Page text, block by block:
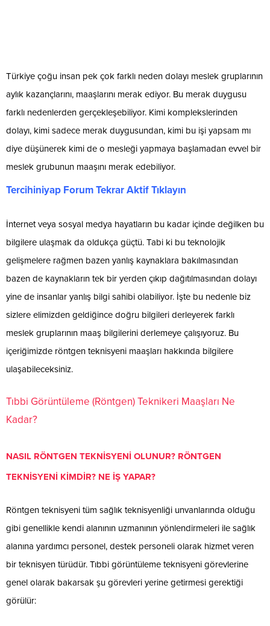
Türkiye çoğu insan pek çok farklı neden dolayı meslek gruplarının
aylık kazançlarını, maaşlarını merak ediyor. Bu merak duygusu
farklı nedenlerden gerçekleşebiliyor. Kimi komplekslerinden
dolayı, kimi sadece merak duygusundan, kimi bu işi yapsam mı
diye düşünerek kimi de o mesleği yapmaya başlamadan evvel bir
meslek grubunun maaşını merak edebiliyor.
Tercihiniyap Forum Tekrar Aktif Tıklayın
İnternet veya sosyal medya hayatların bu kadar içinde değilken bu
bilgilere ulaşmak da oldukça güçtü. Tabi ki bu teknolojik
gelişmelere rağmen bazen yanlış kaynaklara bakılmasından
bazen de kaynakların tek bir yerden çıkıp dağıtılmasından dolayı
yine de insanlar yanlış bilgi sahibi olabiliyor. İşte bu nedenle biz
sizlere elimizden geldiğince doğru bilgileri derleyerek farklı
meslek gruplarının maaş bilgilerini derlemeye çalışıyoruz. Bu
içeriğimizde röntgen teknisyeni maaşları hakkında bilgilere
ulaşabileceksiniz.
Tıbbi Görüntüleme (Röntgen) Teknikeri Maaşları Ne
Kadar?
NASIL RÖNTGEN TEKNİSYENİ OLUNUR? RÖNTGEN
TEKNİSYENİ KİMDİR? NE İŞ YAPAR?
Röntgen teknisyeni tüm sağlık teknisyenliği unvanlarında olduğu
gibi genellikle kendi alanının uzmanının yönlendirmeleri ile sağlık
alanına yardımcı personel, destek personeli olarak hizmet veren
bir teknisyen türüdür. Tıbbi görüntüleme teknisyeni görevlerine
genel olarak bakarsak şu görevleri yerine getirmesi gerektiği
görülür: